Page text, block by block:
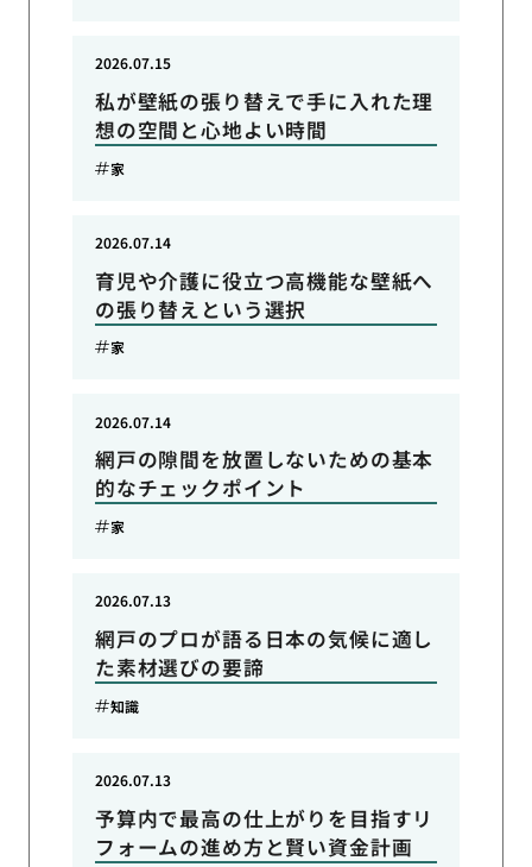
私が壁紙の張り替えで手に入れた理
想の空間と心地よい時間
2026.07.15
家
育児や介護に役立つ高機能な壁紙へ
の張り替えという選択
2026.07.14
家
網戸の隙間を放置しないための基本
的なチェックポイント
2026.07.14
家
網戸のプロが語る日本の気候に適し
た素材選びの要諦
2026.07.13
知識
予算内で最高の仕上がりを目指すリ
フォームの進め方と賢い資金計画
2026.07.13